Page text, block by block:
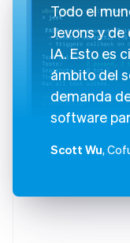
Todo el
Jevons y de
IA. Esto es
ámbito del
demanda
software
Scott Wu,